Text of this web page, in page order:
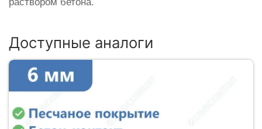
Доступные аналоги